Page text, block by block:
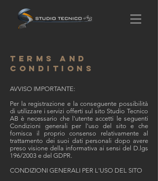
TERMS AND
CONDITIONS
AVVISO IMPORTANTE:
Per la registrazione e la conseguente possibilità
di utilizzare i servizi offerti sul sito Studio Tecnico
AB è necessario che l'utente accetti le seguenti
Condizioni generali per l'uso del sito e che
fornisca il proprio consenso relativamente al
trattamento dei suoi dati personali dopo avere
preso visione della informativa ai sensi del D.lgs
196/2003 e del GDPR.
CONDIZIONI GENERALI PER L'USO DEL SITO